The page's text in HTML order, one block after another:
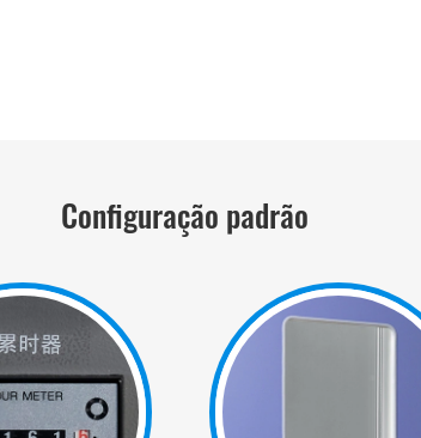
Configuração padrão